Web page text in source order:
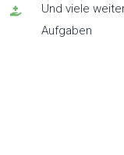
Und viele
Aufgaben